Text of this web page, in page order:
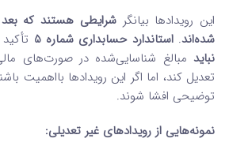
این رویدادها بیانگرشرایطی هستند که بعد
شده‌اند.استاندارد حسابداری شماره 5
نبایدمبالغ شناسایی‌شده در صورت‌های مالی
تعدیل کند، اما اگر این رویدادها بااهمیت
توضیحی افشا شوند.
نمونه‌هایی از رویدادهای غیر تعدیلی: